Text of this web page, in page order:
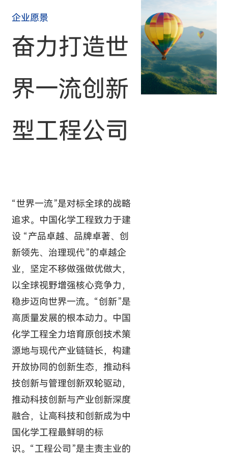
企业愿景
奋力打造世
界一流创新
型工程公司
“世界一流”是对标全球的战略
追求。中国化学工程致力于建
设 “产品卓越、品牌卓著、创
新领先、治理现代”的卓越企
业，坚定不移做强做优做大，
以全球视野增强核心竞争力，
稳步迈向世界一流。“创新”是
高质量发展的根本动力。中国
化学工程全力培育原创技术策
源地与现代产业链链长，构建
开放协同的创新生态，推动科
技创新与管理创新双轮驱动，
推动科技创新与产业创新深度
融合，让高科技和创新成为中
国化学工程最鲜明的标
识。“工程公司”是主责主业的